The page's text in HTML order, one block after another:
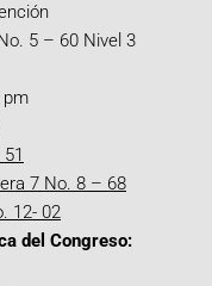
5 – 60 Nivel 3
pm
7 No. 8 – 68
12- 02
del Congreso: